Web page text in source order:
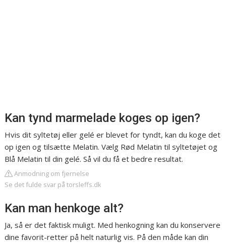
Kan tynd marmelade koges op igen?
Hvis dit syltetøj eller gelé er blevet for tyndt, kan du koge det
op igen og tilsætte Melatin. Vælg Rød Melatin til syltetøjet og
Blå Melatin til din gelé. Så vil du få et bedre resultat.
Anmodning om fjernelse
Se det fulde svar på torsleffs.dk
Kan man henkoge alt?
Ja, så er det faktisk muligt. Med henkogning kan du konservere
dine favorit-retter på helt naturlig vis. På den måde kan din